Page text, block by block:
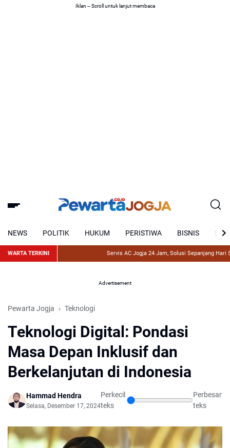
Iklan -- Scroll untuk lanjut membaca
NEWS POLITIK HUKUM PERISTIWA BISNIS
WARTA TERKINI Servis AC Jogja 24 Jam, Solusi Sepanjang Hari Saat
Advertisement
Pewarta Jogja Teknologi
Teknologi Digital: Pondasi
Masa Depan Inklusif dan
Berkelanjutan di Indonesia
Hammad Hendra
Selasa, Desember 17, 2024
Perkecil
teks
Perbesar
teks